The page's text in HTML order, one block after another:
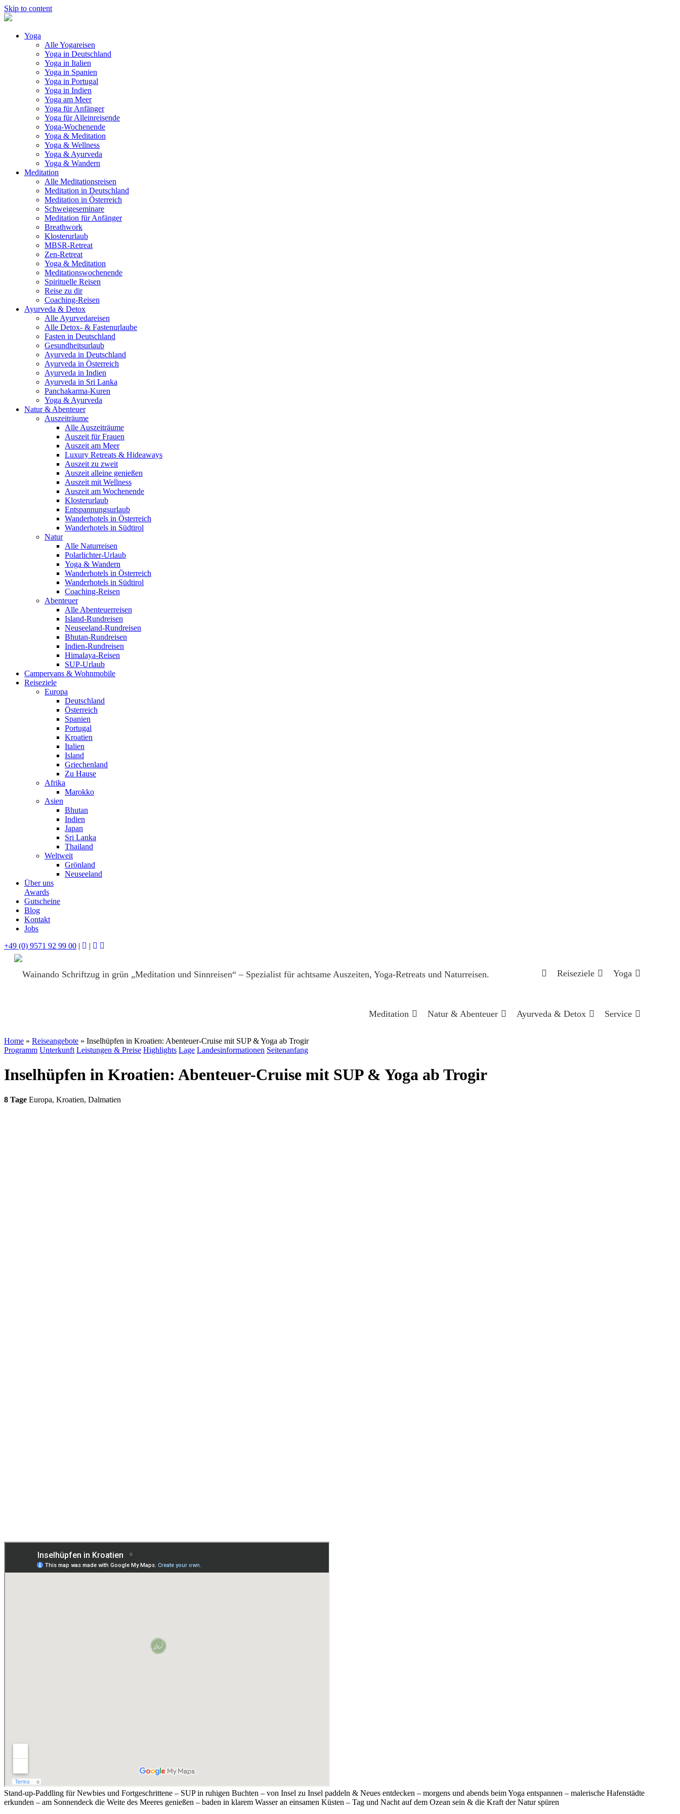
Skip to content
Yoga
Alle Yogareisen
Yoga in Deutschland
Yoga in Italien
Yoga in Spanien
Yoga in Portugal
Yoga in Indien
Yoga am Meer
Yoga für Anfänger
Yoga für Alleinreisende
Yoga-Wochenende
Yoga & Meditation
Yoga & Wellness
Yoga & Ayurveda
Yoga & Wandern
Meditation
Alle Meditationsreisen
Meditation in Deutschland
Meditation in Österreich
Schweigeseminare
Meditation für Anfänger
Breathwork
Klosterurlaub
MBSR-Retreat
Zen-Retreat
Yoga & Meditation
Meditationswochenende
Spirituelle Reisen
Reise zu dir
Coaching-Reisen
Ayurveda & Detox
Alle Ayurvedareisen
Alle Detox- & Fastenurlaube
Fasten in Deutschland
Gesundheitsurlaub
Ayurveda in Deutschland
Ayurveda in Österreich
Ayurveda in Indien
Ayurveda in Sri Lanka
Panchakarma-Kuren
Yoga & Ayurveda
Natur & Abenteuer
Auszeiträume
Alle Auszeiträume
Auszeit für Frauen
Auszeit am Meer
Luxury Retreats & Hideaways
Auszeit zu zweit
Auszeit alleine genießen
Auszeit mit Wellness
Auszeit am Wochenende
Klosterurlaub
Entspannungsurlaub
Wanderhotels in Österreich
Wanderhotels in Südtirol
Natur
Alle Naturreisen
Polarlichter-Urlaub
Yoga & Wandern
Wanderhotels in Österreich
Wanderhotels in Südtirol
Coaching-Reisen
Abenteuer
Alle Abenteuerreisen
Island-Rundreisen
Neuseeland-Rundreisen
Bhutan-Rundreisen
Indien-Rundreisen
Himalaya-Reisen
SUP-Urlaub
Campervans & Wohnmobile
Reiseziele
Europa
Deutschland
Österreich
Spanien
Portugal
Kroatien
Italien
Island
Griechenland
Zu Hause
Afrika
Marokko
Asien
Bhutan
Indien
Japan
Sri Lanka
Thailand
Weltweit
Grönland
Neuseeland
Über uns
Awards
Gutscheine
Blog
Kontakt
Jobs
+49 (0) 9571 92 99 00 | |
Reiseziele Yoga
Meditation Natur & Abenteuer Ayurveda & Detox Service
Home » Reiseangebote » Inselhüpfen in Kroatien: Abenteuer-Cruise mit SUP & Yoga ab Trogir
Programm Unterkunft Leistungen & Preise Highlights Lage Landesinformationen Seitenanfang
Inselhüpfen in Kroatien: Abenteuer-Cruise mit SUP & Yoga ab Trogir
8 Tage Europa, Kroatien, Dalmatien
Stand-up-Paddling für Newbies und Fortgeschrittene – SUP in ruhigen Buchten – von Insel zu Insel paddeln & Neues entdecken – morgens und abends beim Yoga entspannen – malerische Hafenstädte
erkunden – am Sonnendeck die Weite des Meeres genießen – baden in klarem Wasser an einsamen Küsten – Tag und Nacht auf dem Ozean sein & die Kraft der Natur spüren